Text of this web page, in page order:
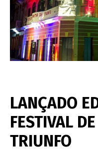
LANÇADO
FESTIVAL
TRIUNFO